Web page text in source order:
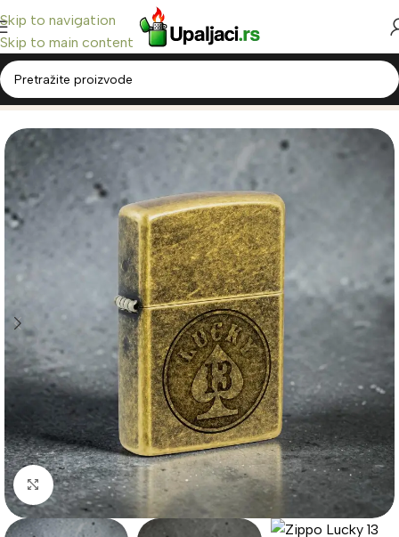
Skip to navigation
Skip to main content
Home/ Zippo Upaljači
Click to enlarge